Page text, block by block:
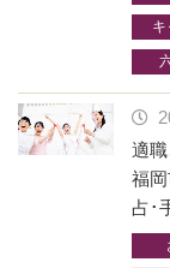
キ
適
福
占･